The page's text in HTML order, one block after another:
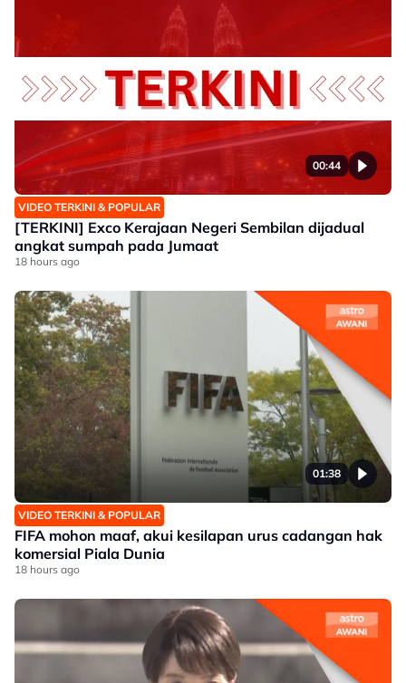
00:44
VIDEO TERKINI & POPULAR
[TERKINI] Exco Kerajaan Negeri Sembilan dijadual
angkat sumpah pada Jumaat
18 hours ago
01:38
VIDEO TERKINI & POPULAR
FIFA mohon maaf, akui kesilapan urus cadangan hak
komersial Piala Dunia
18 hours ago